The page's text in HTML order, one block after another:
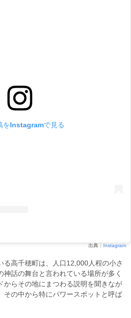
をInstagramで見る
出典： Instagram
る高千穂町は、人口12,000人程の小さ
話の舞台と言われている場所が多く
からその地にまつわる説明を聞きなが
その中から特にパワースポットと呼ば